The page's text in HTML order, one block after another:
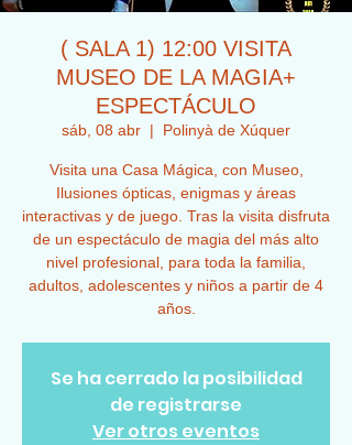
( SALA 1) 12:00 VISITA
MUSEO DE LA MAGIA+
ESPECTÁCULO
sáb, 08 abr
  |
Polinyà de Xúquer
Visita una Casa Mágica, con Museo,
Ilusiones ópticas, enigmas y áreas
interactivas y de juego. Tras la visita disfruta
de un espectáculo de magia del más alto
nivel profesional, para toda la familia,
adultos, adolescentes y niños a partir de 4
años.
Se ha cerrado la posibilidad
de registrarse
Ver otros eventos